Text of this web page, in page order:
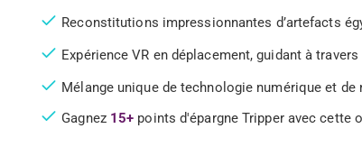
Reconstitutions impressionnantes d’artefacts
Expérience VR en déplacement, guidant à
Mélange unique de technologie numérique et de
Gagnez 15+ points d'épargne Tripper avec cette